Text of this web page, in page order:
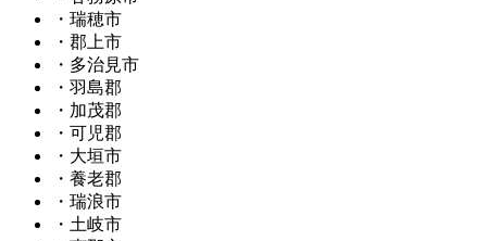
・瑞穂市
・郡上市
・多治見市
・羽島郡
・加茂郡
・可児郡
・大垣市
・養老郡
・瑞浪市
・土岐市